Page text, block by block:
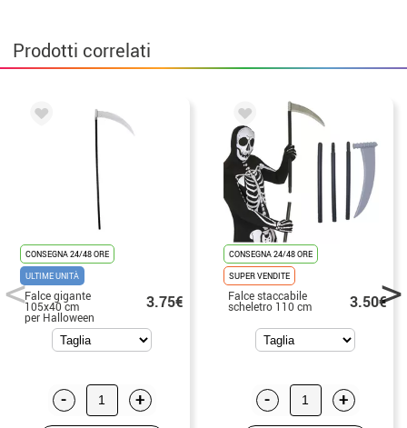
Prodotti correlati
CONSEGNA 24/48 ORE
ULTIME UNITÀ
Falce gigante
105x40 cm
per Halloween
3.75€
- +
CONSEGNA 24/48 ORE
SUPER VENDITE
Falce staccabile
scheletro 110 cm 3.50€
- +